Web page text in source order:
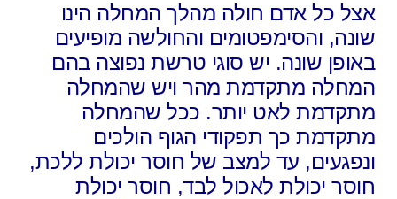
אצל כל אדם חולה מהלך המחלה הינו
שונה, והסימפטומים והחולשה מופיעים
באופן שונה. יש סוגי טרשת נפוצה בהם
המחלה מתקדמת מהר ויש שהמחלה
מתקדמת לאט יותר. ככל שהמחלה
מתקדמת כך תפקודי הגוף הולכים
ונפגעים, עד למצב של חוסר יכולת ללכת,
חוסר יכולת לאכול לבד, חוסר יכולת